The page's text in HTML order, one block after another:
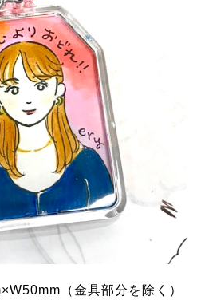
（金具部分を除く）